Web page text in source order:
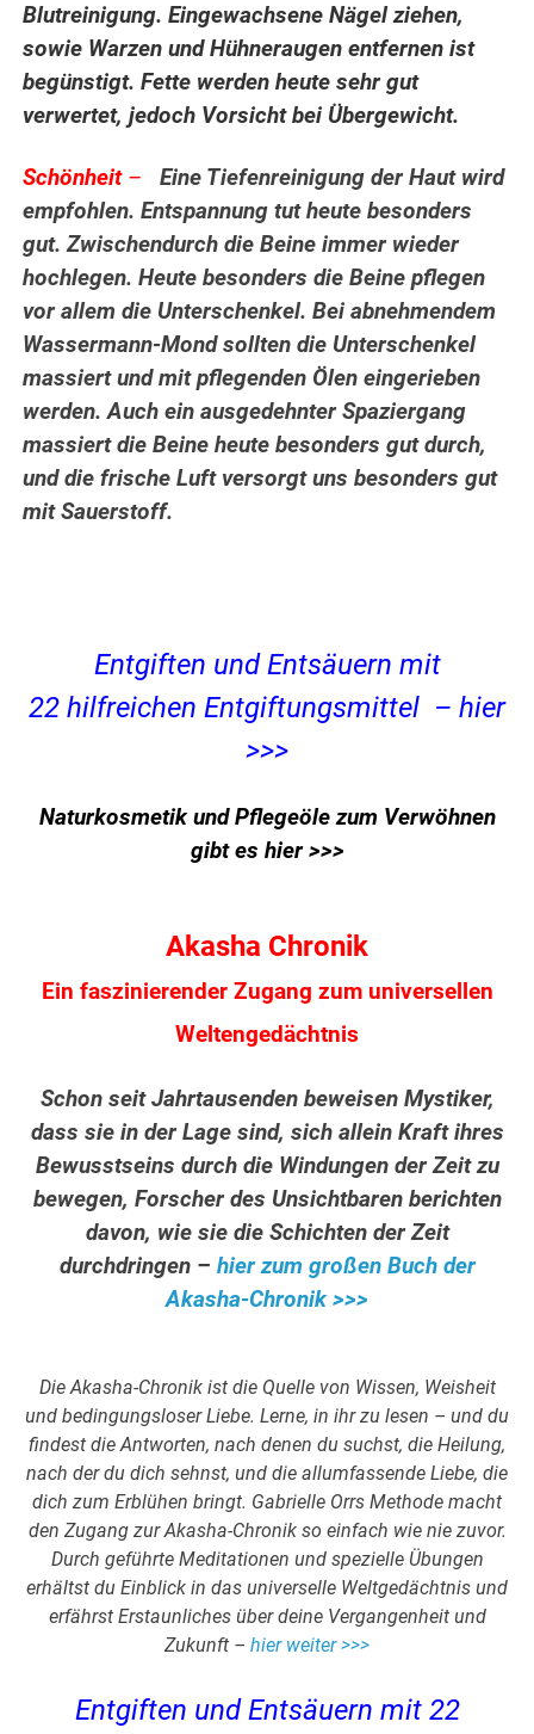
Blutreinigung. Eingewachsene Nägel ziehen,
sowie Warzen und Hühneraugen entfernen ist
begünstigt. Fette werden heute sehr gut
verwertet, jedoch Vorsicht bei Übergewicht.
Schönheit–
Eine Tiefenreinigung der Haut wird
empfohlen. Entspannung tut heute besonders
gut. Zwischendurch die Beine immer wieder
hochlegen. Heute besonders die Beine pflegen
vor allem die Unterschenkel. Bei abnehmendem
Wassermann-Mond sollten die Unterschenkel
massiert und mit pflegenden Ölen eingerieben
werden. Auch ein ausgedehnter Spaziergang
massiert die Beine heute besonders gut durch,
und die frische Luft versorgt uns besonders gut
mit Sauerstoff.
Entgiften und Entsäuern mit
22 hilfreichen Entgiftungsmittel – hier
>>>
Naturkosmetik und Pflegeöle zum Verwöhnen
gibt es hier >>>
Akasha Chronik
Ein faszinierender Zugang zum universellen
Weltengedächtnis
Schon seit Jahrtausenden beweisen Mystiker,
dass sie in der Lage sind, sich allein Kraft ihres
Bewusstseins durch die Windungen der Zeit zu
bewegen, Forscher des Unsichtbaren berichten
davon, wie sie die Schichten der Zeit
durchdringen – hier zum großen Buch der
Akasha-Chronik >>>
Die Akasha-Chronik ist die Quelle von Wissen, Weisheit
und bedingungsloser Liebe. Lerne, in ihr zu lesen – und du
findest die Antworten, nach denen du suchst, die Heilung,
nach der du dich sehnst, und die allumfassende Liebe, die
dich zum Erblühen bringt. Gabrielle Orrs Methode macht
den Zugang zur Akasha-Chronik so einfach wie nie zuvor.
Durch geführte Meditationen und spezielle Übungen
erhältst du Einblick in das universelle Weltgedächtnis und
erfährst Erstaunliches über deine Vergangenheit und
Zukunft – hier weiter >>>
Entgiften und Entsäuern mit 22